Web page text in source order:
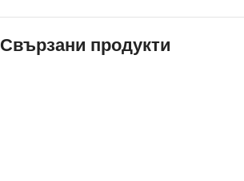
Свързани продукти